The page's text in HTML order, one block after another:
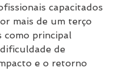
capacitados
mais de um terço
como principal
de
e o retorno